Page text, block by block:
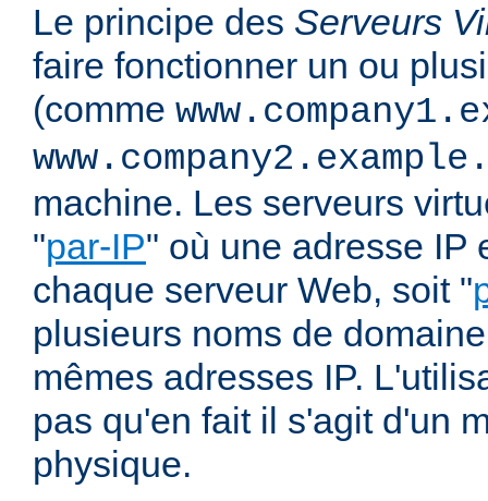
Le principe des Serveurs
faire fonctionner un ou
(comme
machine. Les serveurs
"par-IP" où une adresse IP
chaque serveur Web, soit "
plusieurs noms de
mêmes adresses IP.
pas qu'en fait il s'agit d'un
physique.